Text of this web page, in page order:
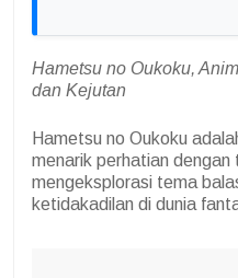
Hametsu no Oukoku,
dan Kejutan
Hametsu no Oukoku
menarik perhatian dengan
mengeksplorasi tema
ketidakadilan di dunia